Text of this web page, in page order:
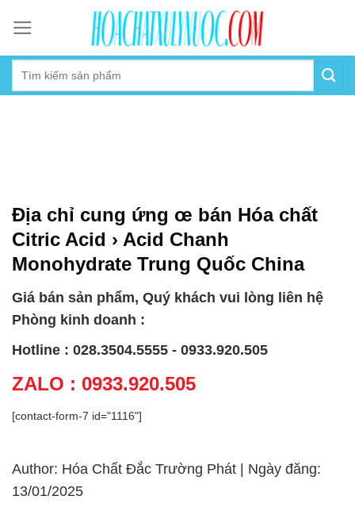
content
Địa chỉ cung ứng œ bán Hóa chất
Citric Acid › Acid Chanh
Monohydrate Trung Quốc China
Giá bán sản phẩm, Quý khách vui lòng liên hệ
Phòng kinh doanh :
Hotline : 028.3504.5555 - 0933.920.505
ZALO : 0933.920.505
[contact-form-7 id="1116"]
Author: Hóa Chất Đắc Trường Phát | Ngày đăng:
13/01/2025